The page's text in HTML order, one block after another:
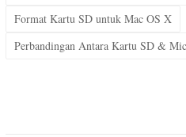
Format Kartu SD untuk Mac OS X
Perbandingan Antara Kartu SD &